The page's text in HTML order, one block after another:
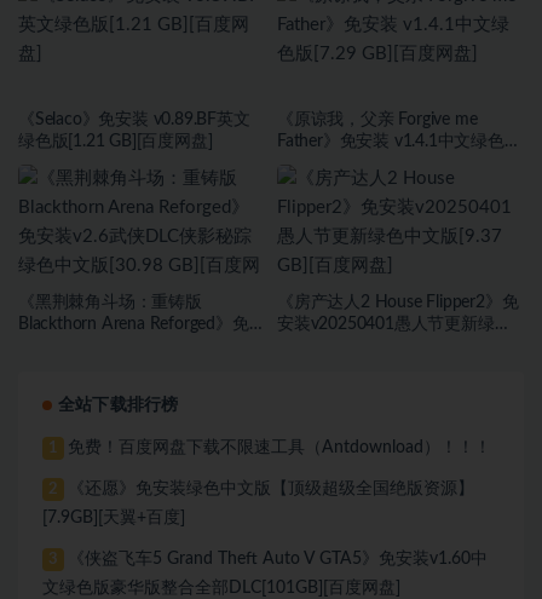
《Selaco》免安装 v0.89.BF英文
绿色版[1.21 GB][百度网盘]
《原谅我，父亲 Forgive me
Father》免安装 v1.4.1中文绿色版
《黑荆棘角斗场：重铸版
Blackthorn Arena Reforged》免
《房产达人2 House Flipper2》免
安装v20250401愚人节更新绿色
全站下载排行榜
1 免费！百度网盘下载不限速工具（Antdownload）！！！
2
《还愿》免安装绿色中文版【顶级超级全国绝版资源】
[7.9GB][天翼+百度]
3
《侠盗飞车5 Grand Theft Auto V GTA5》免安装v1.60中
文绿色版豪华版整合全部DLC[101GB][百度网盘]